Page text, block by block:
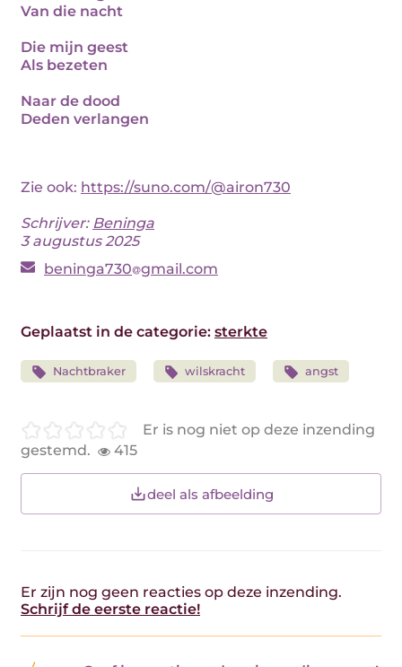
Van die nacht
Die mijn geest
Als bezeten
Naar de dood
Deden verlangen
Zie ook: https://suno.com/@airon730
Schrijver: Beninga
3 augustus 2025
beninga730 gmail.com
Geplaatst in de categorie: sterkte
Nachtbraker wilskracht angst
Er is nog niet op deze inzending
gestemd.
415
deel als afbeelding
Er zijn nog geen reacties op deze inzending.
Schrijf de eerste reactie!